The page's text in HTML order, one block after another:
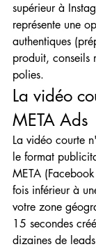
supérieur à
représente une
authentiques
produit, conseils
polies.
La vidéo
META Ads
La vidéo courte
le format
META
fois inférieur à
votre zone
15 secondes
dizaines de